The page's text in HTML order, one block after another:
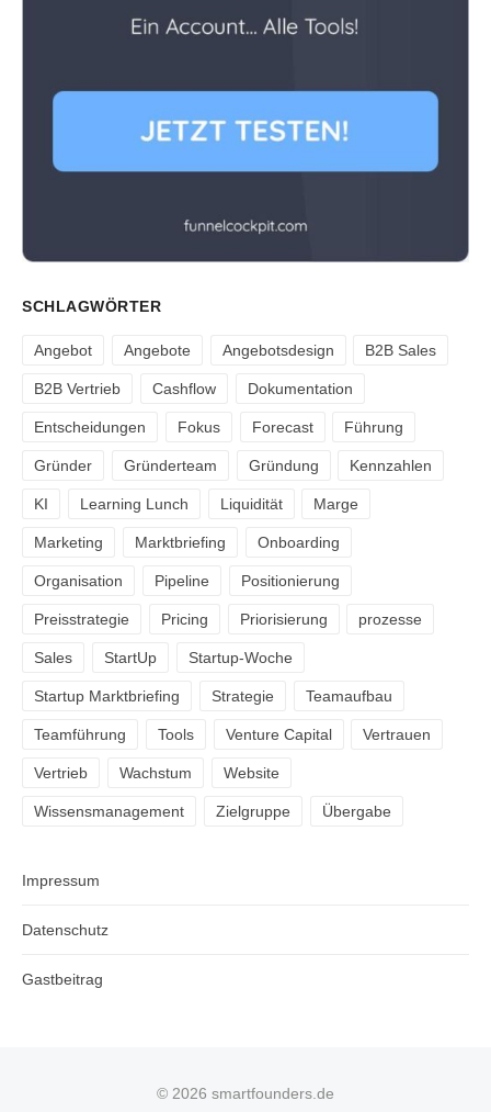
SCHLAGWÖRTER
Angebot Angebote Angebotsdesign B2B Sales
B2B Vertrieb Cashflow Dokumentation
Entscheidungen Fokus Forecast Führung
Gründer Gründerteam Gründung Kennzahlen
KI Learning Lunch Liquidität Marge
Marketing Marktbriefing Onboarding
Organisation Pipeline Positionierung
Preisstrategie Pricing Priorisierung prozesse
Sales StartUp Startup-Woche
Startup Marktbriefing Strategie Teamaufbau
Teamführung Tools Venture Capital Vertrauen
Vertrieb Wachstum Website
Wissensmanagement Zielgruppe Übergabe
Impressum
Datenschutz
Gastbeitrag
© 2026 smartfounders.de